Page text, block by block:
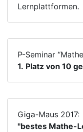
Lernplattformen.
P-Seminar
1. Platz von 10
Giga-Maus 2017:
"bestes Mathe-